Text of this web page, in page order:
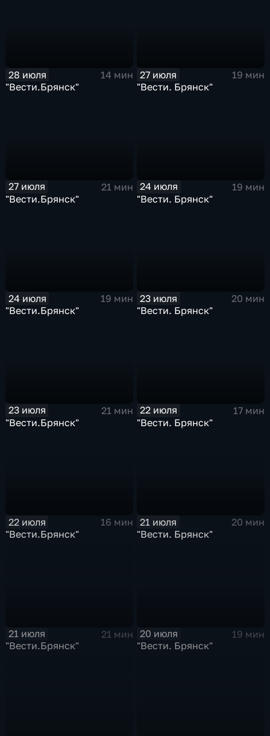
28 июля
14 мин
"Вести.Брянск"
27 июля
19 мин
"Вести. Брянск"
27 июля
21 мин
"Вести.Брянск"
24 июля
19 мин
"Вести. Брянск"
24 июля
19 мин
"Вести.Брянск"
23 июля
20 мин
"Вести. Брянск"
23 июля
21 мин
"Вести.Брянск"
22 июля
17 мин
"Вести. Брянск"
22 июля
16 мин
"Вести.Брянск"
21 июля
20 мин
"Вести. Брянск"
21 июля
21 мин
"Вести.Брянск"
20 июля
19 мин
"Вести. Брянск"